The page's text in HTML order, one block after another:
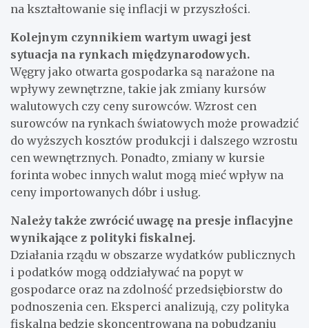
na kształtowanie się inflacji w przyszłości.
Kolejnym czynnikiem wartym uwagi jest
sytuacja na rynkach międzynarodowych.
Węgry jako otwarta gospodarka są narażone na
wpływy zewnętrzne, takie jak zmiany kursów
walutowych czy ceny surowców. Wzrost cen
surowców na rynkach światowych może prowadzić
do wyższych kosztów produkcji i dalszego wzrostu
cen wewnętrznych. Ponadto, zmiany w kursie
forinta wobec innych walut mogą mieć wpływ na
ceny importowanych dóbr i usług.
Należy także zwrócić uwagę na presje inflacyjne
wynikające z polityki fiskalnej.
Działania rządu w obszarze wydatków publicznych
i podatków mogą oddziaływać na popyt w
gospodarce oraz na zdolność przedsiębiorstw do
podnoszenia cen. Eksperci analizują, czy polityka
fiskalna będzie skoncentrowana na pobudzaniu